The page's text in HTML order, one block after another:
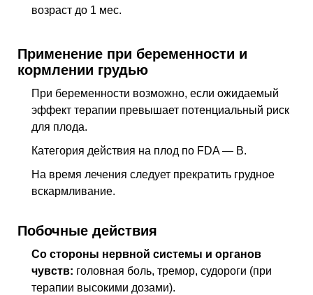
возраст до 1 мес.
Применение при беременности и
кормлении грудью
При беременности возможно, если ожидаемый
эффект терапии превышает потенциальный риск
для плода.
Категория действия на плод по FDA — B.
На время лечения следует прекратить грудное
вскармливание.
Побочные действия
Со стороны нервной системы и органов
чувств: головная боль, тремор, судороги (при
терапии высокими дозами).